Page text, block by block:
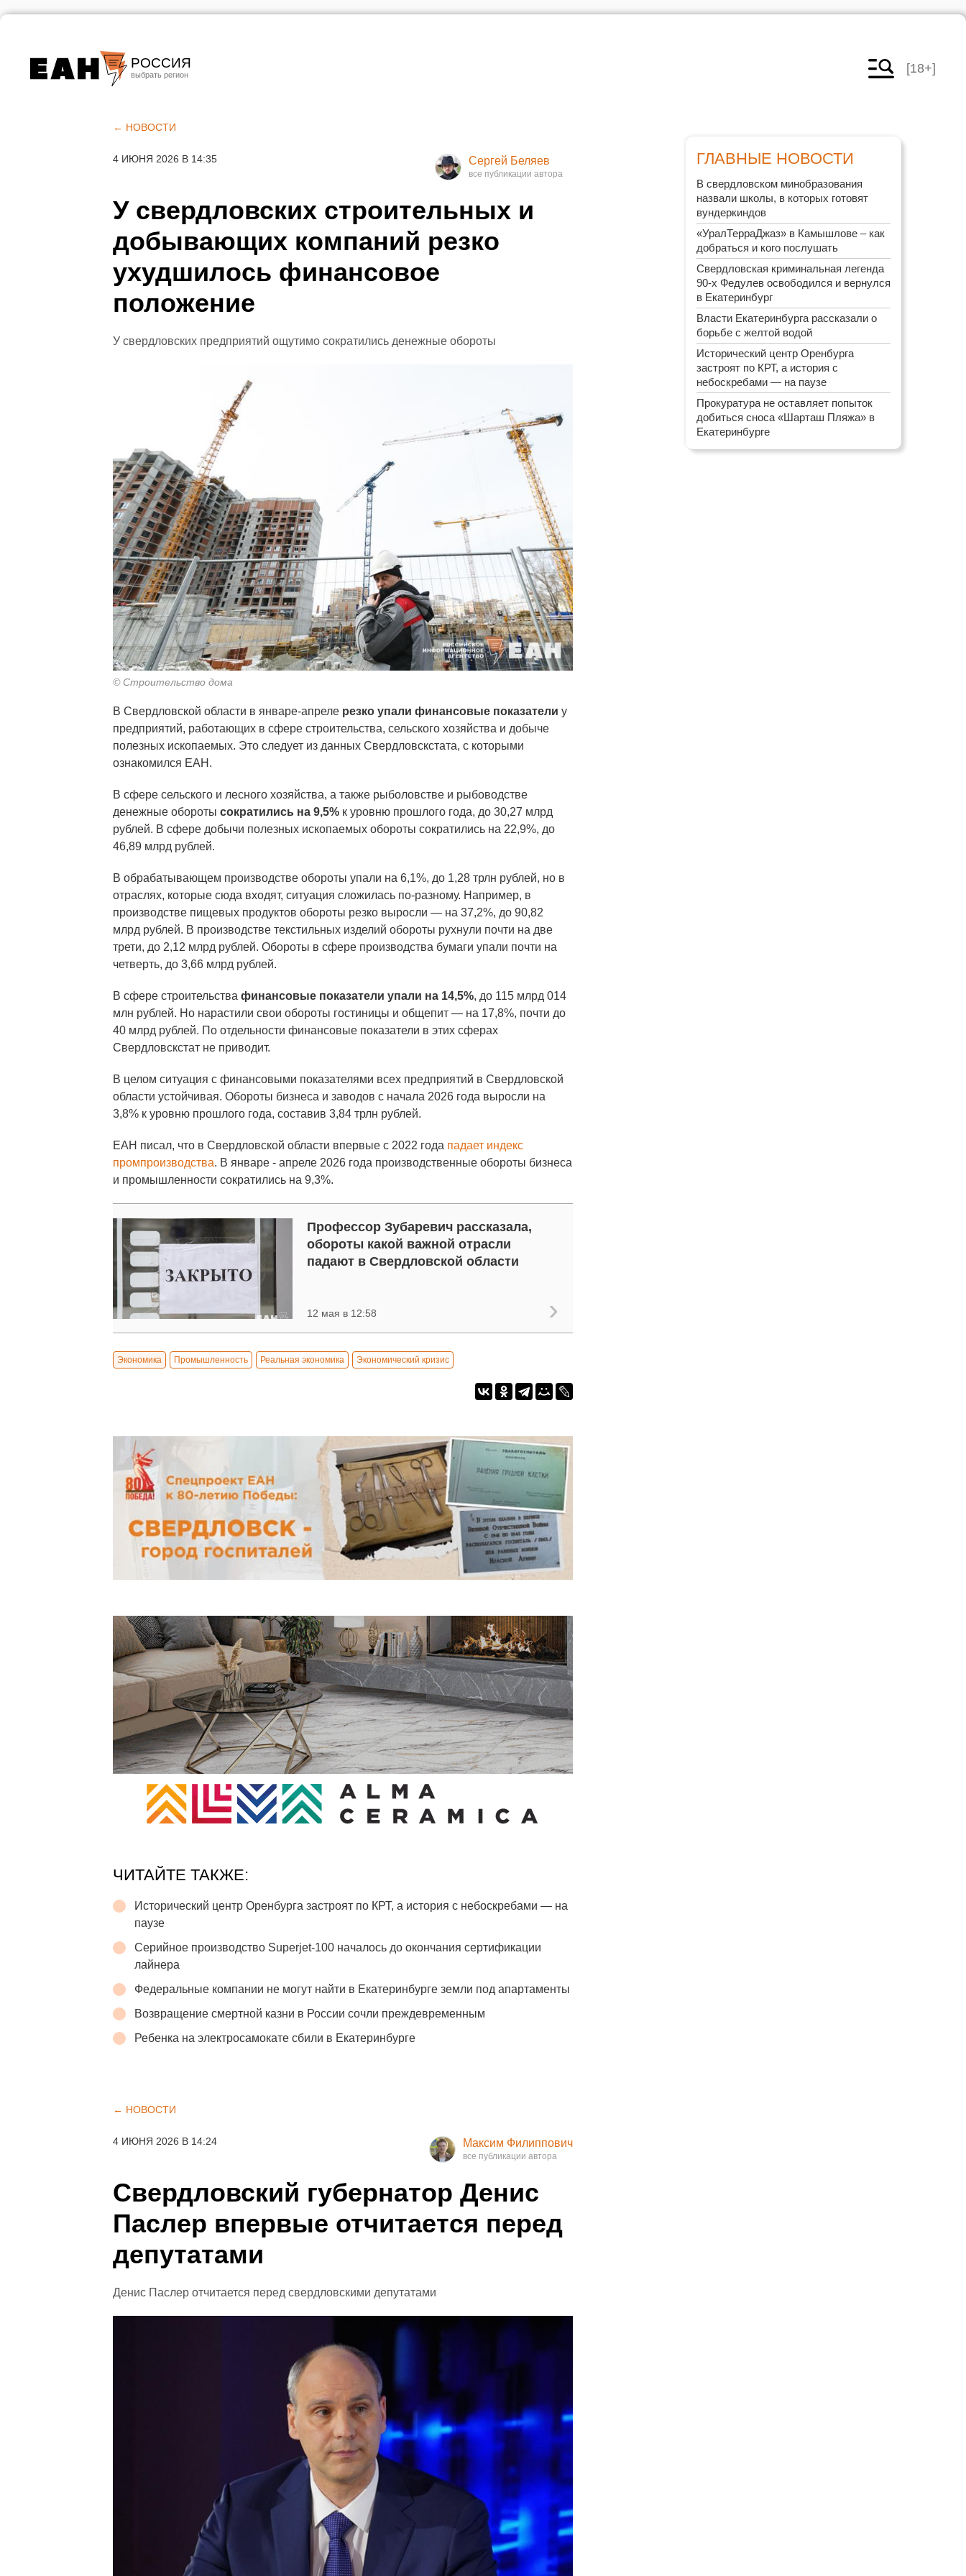
РОССИЯ
Челябинск
[18+]
← НОВОСТИ
4 ИЮНЯ 2026 В 14:35 Сергей Беляев
У свердловских строительных и
добывающих компаний резко
ухудшилось финансовое
положение
У свердловских предприятий ощутимо сократились денежные обороты
© Строительство дома
В Свердловской области в январе-апреле резко упали финансовые показатели у
предприятий, работающих в сфере строительства, сельского хозяйства и добыче
полезных ископаемых. Это следует из данных Свердловскстата, с которыми
ознакомился ЕАН.
В сфере сельского и лесного хозяйства, а также рыболовстве и рыбоводстве
денежные обороты сократились на 9,5% к уровню прошлого года, до 30,27 млрд
рублей. В сфере добычи полезных ископаемых обороты сократились на 22,9%, до
46,89 млрд рублей.
В обрабатывающем производстве обороты упали на 6,1%, до 1,28 трлн рублей, но в
отраслях, которые сюда входят, ситуация сложилась по-разному. Например, в
производстве пищевых продуктов обороты резко выросли — на 37,2%, до 90,82
млрд рублей. В производстве текстильных изделий обороты рухнули почти на две
трети, до 2,12 млрд рублей. Обороты в сфере производства бумаги упали почти на
четверть, до 3,66 млрд рублей.
В сфере строительства финансовые показатели упали на 14,5%, до 115 млрд 014
млн рублей. Но нарастили свои обороты гостиницы и общепит — на 17,8%, почти до
40 млрд рублей. По отдельности финансовые показатели в этих сферах
Свердловскстат не приводит.
В целом ситуация с финансовыми показателями всех предприятий в Свердловской
области устойчивая. Обороты бизнеса и заводов с начала 2026 года выросли на
3,8% к уровню прошлого года, составив 3,84 трлн рублей.
ЕАН писал, что в Свердловской области впервые с 2022 года падает индекс
промпроизводства. В январе - апреле 2026 года производственные обороты бизнеса
и промышленности сократились на 9,3%.
Профессор Зубаревич рассказала,
обороты какой важной отрасли
падают в Свердловской области
12 мая в 12:58
Экономика Промышленность Реальная экономика Экономический кризис
ЧИТАЙТЕ ТАКЖЕ:
Исторический центр Оренбурга застроят по КРТ, а история с небоскребами — на
паузе
Серийное производство Superjet-100 началось до окончания сертификации
лайнера
Федеральные компании не могут найти в Екатеринбурге земли под апартаменты
Возвращение смертной казни в России сочли преждевременным
Ребенка на электросамокате сбили в Екатеринбурге
← НОВОСТИ
4 ИЮНЯ 2026 В 14:24 Максим Филиппович
Свердловский губернатор Денис
Паслер впервые отчитается перед
депутатами
Денис Паслер отчитается перед свердловскими депутатами
ГЛАВНЫЕ НОВОСТИ
В свердловском минобразования
назвали школы, в которых готовят
вундеркиндов
«УралТерраДжаз» в Камышлове – как
добраться и кого послушать
Свердловская криминальная легенда
90-х Федулев освободился и вернулся
в Екатеринбург
Власти Екатеринбурга рассказали о
борьбе с желтой водой
Исторический центр Оренбурга
застроят по КРТ, а история с
небоскребами — на паузе
Прокуратура не оставляет попыток
добиться сноса «Шарташ Пляжа» в
Екатеринбурге